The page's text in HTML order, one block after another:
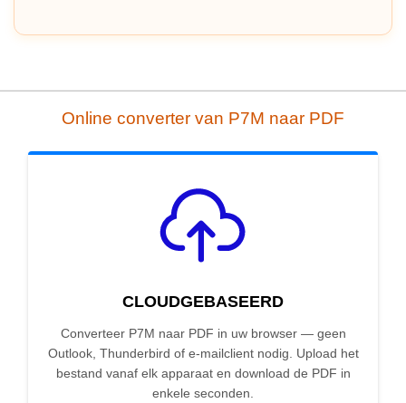
Online converter van P7M naar PDF
CLOUDGEBASEERD
Converteer P7M naar PDF in uw browser — geen
Outlook, Thunderbird of e-mailclient nodig. Upload het
bestand vanaf elk apparaat en download de PDF in
enkele seconden.